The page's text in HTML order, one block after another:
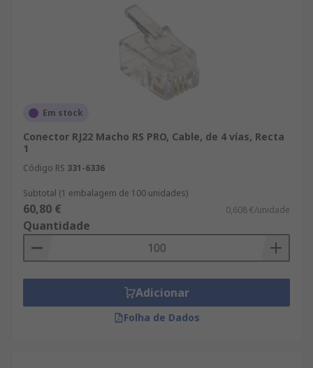
Em stock
Conector RJ22 Macho RS PRO, Cable, de 4 vías, Recta
1
Código RS 331-6336
Subtotal (1 embalagem de 100 unidades)
60,80 € 0,608 €/unidade
Quantidade
Adicionar
Folha de Dados